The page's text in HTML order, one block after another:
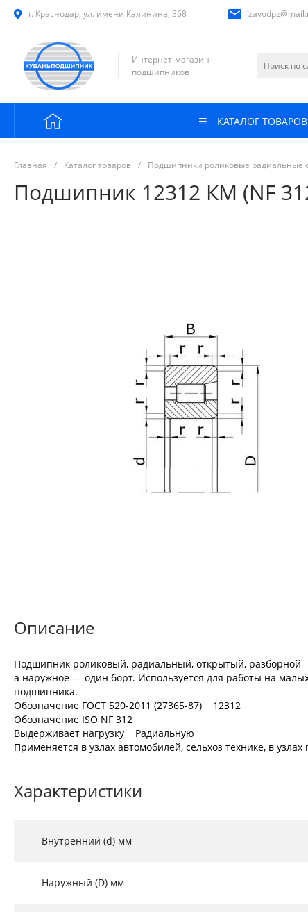
г. Краснодар, ул. имени Калинина, 368
Интернет-магазин
подшипников
КАТАЛОГ ТОВАРОВ
Главная / Каталог товаров / Подшипники роликовые радиальные
Подшипник 12312 КМ (NF
Описание
Подшипник роликовый, радиальный, открытый, разборной
а наружное — один борт. Используется для работы на
подшипника.
Обозначение ГОСТ 520-2011 (27365-87) 12312
Обозначение ISO NF 312
Выдерживает нагрузку Радиальную
Применяется в узлах автомобилей, сельхоз технике, в
Характеристики
Внутренний (d) мм
Наружный (D) мм